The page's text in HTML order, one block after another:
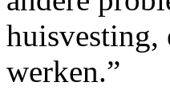
huisvesting,
werken.”